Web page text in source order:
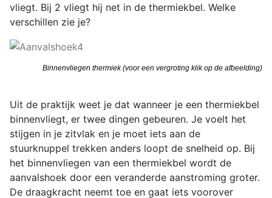
vliegt. Bij 2 vliegt hij net in de thermiekbel. Welke
verschillen zie je?
Binnenvliegen thermiek (voor een vergroting klik op de afbeelding)
Uit de praktijk weet je dat wanneer je een thermiekbel
binnenvliegt, er twee dingen gebeuren. Je voelt het
stijgen in je zitvlak en je moet iets aan de
stuurknuppel trekken anders loopt de snelheid op. Bij
het binnenvliegen van een thermiekbel wordt de
aanvalshoek door een veranderde aanstroming groter.
De draagkracht neemt toe en gaat iets voorover